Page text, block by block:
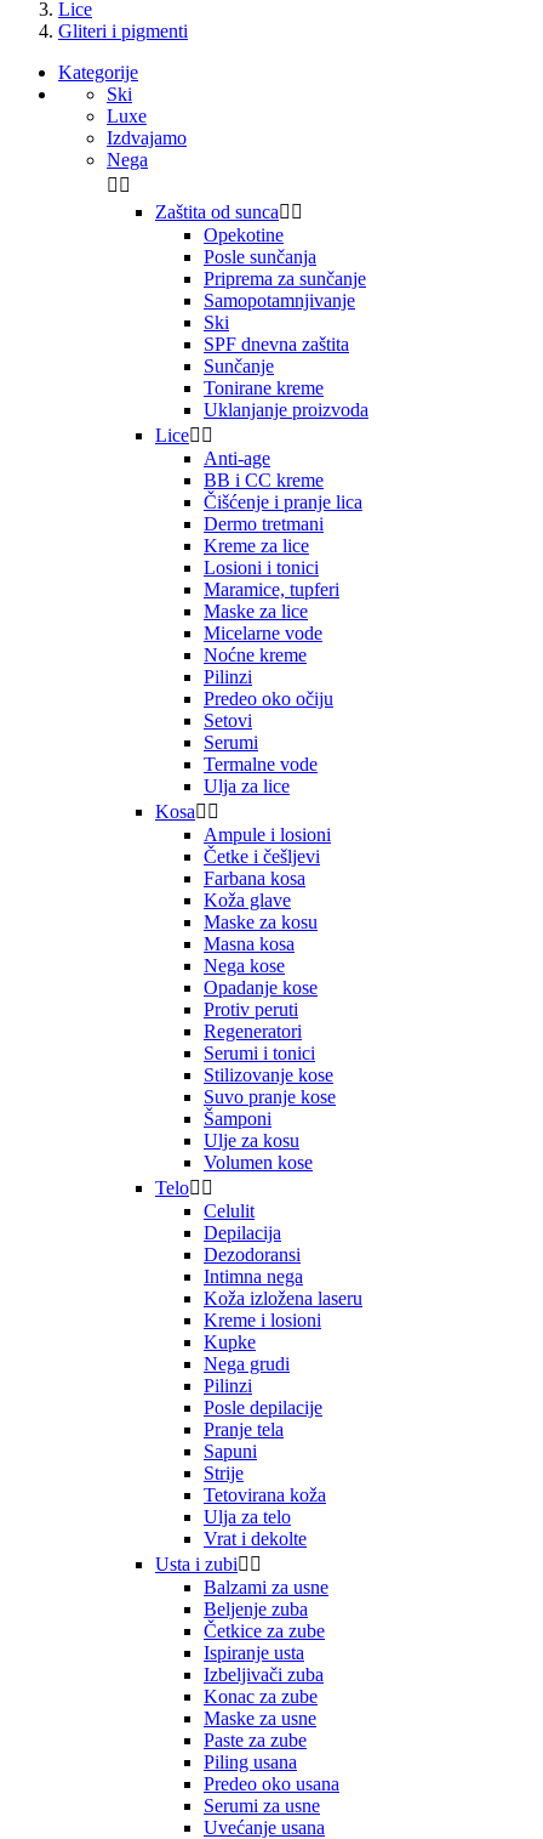
Lice
Gliteri i pigmenti
Kategorije
Ski
Luxe
Izdvajamo
Nega
 
Zaštita od sunca 
Opekotine
Posle sunčanja
Priprema za sunčanje
Samopotamnjivanje
Ski
SPF dnevna zaštita
Sunčanje
Tonirane kreme
Uklanjanje proizvoda
Lice 
Anti-age
BB i CC kreme
Čišćenje i pranje lica
Dermo tretmani
Kreme za lice
Losioni i tonici
Maramice, tupferi
Maske za lice
Micelarne vode
Noćne kreme
Pilinzi
Predeo oko očiju
Setovi
Serumi
Termalne vode
Ulja za lice
Kosa 
Ampule i losioni
Četke i češljevi
Farbana kosa
Koža glave
Maske za kosu
Masna kosa
Nega kose
Opadanje kose
Protiv peruti
Regeneratori
Serumi i tonici
Stilizovanje kose
Suvo pranje kose
Šamponi
Ulje za kosu
Volumen kose
Telo 
Celulit
Depilacija
Dezodoransi
Intimna nega
Koža izložena laseru
Kreme i losioni
Kupke
Nega grudi
Pilinzi
Posle depilacije
Pranje tela
Sapuni
Strije
Tetovirana koža
Ulja za telo
Vrat i dekolte
Usta i zubi 
Balzami za usne
Beljenje zuba
Četkice za zube
Ispiranje usta
Izbeljivači zuba
Konac za zube
Maske za usne
Paste za zube
Piling usana
Predeo oko usana
Serumi za usne
Uvećanje usana